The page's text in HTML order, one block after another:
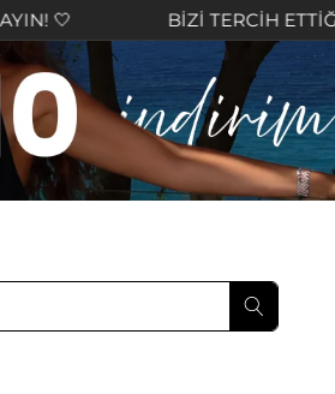
BİZİ TERCİH ETTİĞİNİZ